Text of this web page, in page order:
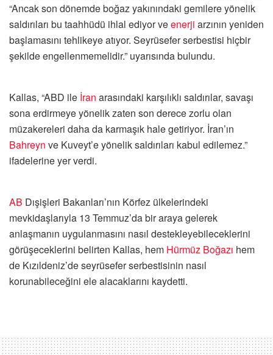
“Ancak son dönemde boğaz yakınındaki gemilere yönelik
saldırıları bu taahhüdü ihlal ediyor veenerji arzının yeniden
başlamasını tehlikeye atıyor. Seyrüsefer serbestisi hiçbir
şekilde engellenmemelidir.” uyarısında bulundu.
Kallas, “ABD ile İran arasındaki karşılıklı saldırılar, savaşı
sona erdirmeye yönelik zaten son derece zorlu olan
müzakereleri daha da karmaşık hale getiriyor. İran’ın
Bahreyn ve Kuveyt’e yönelik saldırıları kabul edilemez.”
ifadelerine yer verdi.
AB Dışişleri Bakanları’nın Körfez ülkelerindeki
mevkidaşlarıyla 13 Temmuz’da bir araya gelerek
anlaşmanın uygulanmasını nasıl destekleyebileceklerini
görüşeceklerini belirten Kallas, hem Hürmüz Boğazı hem
de Kızıldeniz’de seyrüsefer serbestisinin nasıl
korunabileceğini ele alacaklarını kaydetti.